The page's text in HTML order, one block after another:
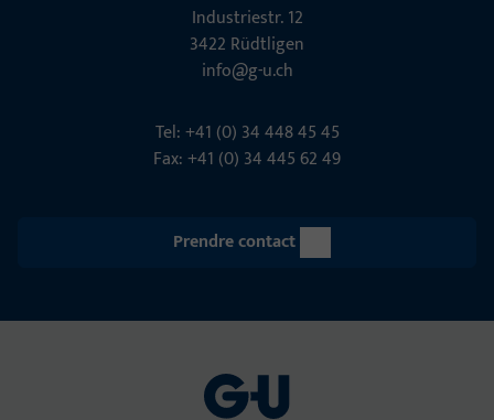
Indu­s­triestr. 12
3422 Rüdt­ligen
info@g-u.ch
Tel: +41 (0) 34 448 45 45
Fax: +41 (0) 34 445 62 49
Prendre contact